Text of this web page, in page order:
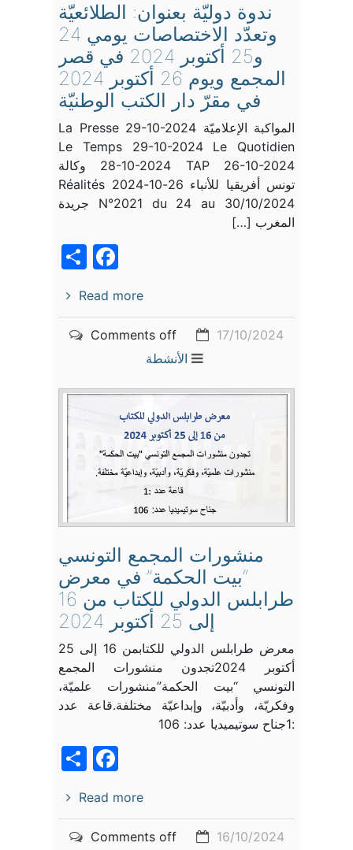
ندوة دوليّة بعنوان: الطلائعيّة
وتعدّد الاختصاصات يومي 24
و25 أكتوبر 2024 في قصر
المجمع ويوم 26 أكتوبر 2024
في مقرّ دار الكتب الوطنيّة
المواكبة الإعلاميّة La Presse 29-10-2024
Le Temps 29-10-2024 Le Quotidien
28-10-2024 TAP 26-10-2024 وكالة
تونس أفريقيا للأنباء 26-10-2024 Réalités
N°2021 du 24 au 30/10/2024 جريدة
المغرب […]
Read more
17/10/2024
Comments off
الأنشطة
منشورات المجمع التونسي
“بيت الحكمة” في معرض
طرابلس الدولي للكتاب من 16
إلى 25 أكتوبر 2024
معرض طرابلس الدولي للكتابمن 16 إلى 25
أكتوبر 2024تجدون منشورات المجمع
التونسي “بيت الحكمة”منشورات علميّة،
وفكريّة، وأدبيّة، وإبداعيّة مختلفة.قاعة عدد
:1جناح سوتيميديا عدد: 106
Read more
16/10/2024
Comments off